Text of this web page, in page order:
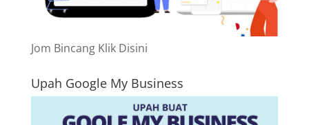
Jom Bincang Klik Disini
Upah Google My Business